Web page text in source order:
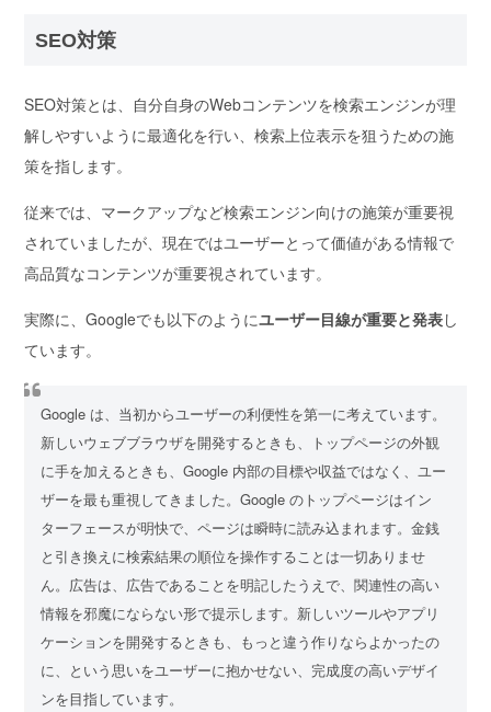
SEO対策
SEO対策とは、自分自身のWebコンテンツを検索エンジンが理
解しやすいように最適化を行い、検索上位表示を狙うための施
策を指します。
従来では、マークアップなど検索エンジン向けの施策が重要視
されていましたが、現在ではユーザーとって価値がある情報で
高品質なコンテンツが重要視されています。
実際に、Googleでも以下のようにユーザー目線が重要と発表し
ています。
Google は、当初からユーザーの利便性を第一に考えています。
新しいウェブブラウザを開発するときも、トップページの外観
に手を加えるときも、Google 内部の目標や収益ではなく、ユー
ザーを最も重視してきました。Google のトップページはイン
ターフェースが明快で、ページは瞬時に読み込まれます。金銭
と引き換えに検索結果の順位を操作することは一切ありませ
ん。広告は、広告であることを明記したうえで、関連性の高い
情報を邪魔にならない形で提示します。新しいツールやアプリ
ケーションを開発するときも、もっと違う作りならよかったの
に、という思いをユーザーに抱かせない、完成度の高いデザイ
ンを目指しています。